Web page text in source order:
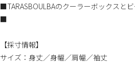
■TARASBOULBAのクーラーボックスと
■
【採寸情報】
サイズ：身丈／身幅／肩幅／袖丈